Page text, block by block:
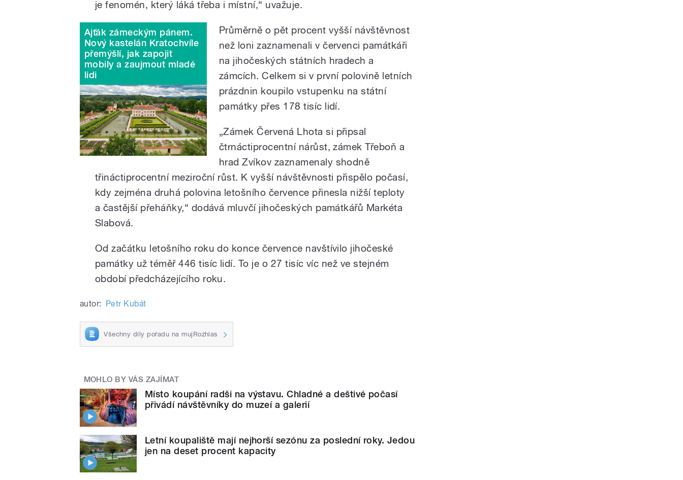
je fenomén, který láká třeba i místní,“ uvažuje.
Ajťák zámeckým pánem.
Nový kastelán Kratochvíle
přemýšlí, jak zapojit
mobily a zaujmout mladé
lidi
Průměrně o pět procent vyšší návštěvnost
než loni zaznamenali v červenci památkáři
na jihočeských státních hradech a
zámcích. Celkem si v první polovině letních
prázdnin koupilo vstupenku na státní
památky přes 178 tisíc lidí.
„Zámek Červená Lhota si připsal
čtrnáctiprocentní nárůst, zámek Třeboň a
hrad Zvíkov zaznamenaly shodně
třináctiprocentní meziroční růst. K vyšší návštěvnosti přispělo počasí,
kdy zejména druhá polovina letošního července přinesla nižší teploty
a častější přeháňky,“ dodává mluvčí jihočeských památkářů Markéta
Slabová.
Od začátku letošního roku do konce července navštívilo jihočeské
památky už téměř 446 tisíc lidí. To je o 27 tisíc víc než ve stejném
období předcházejícího roku.
autor: Petr Kubát
Všechny díly pořadu na mujRozhlas
MOHLO BY VÁS ZAJÍMAT
Místo koupání radši na výstavu. Chladné a deštivé počasí
přivádí návštěvníky do muzeí a galerií
Letní koupaliště mají nejhorší sezónu za poslední roky. Jedou
jen na deset procent kapacity